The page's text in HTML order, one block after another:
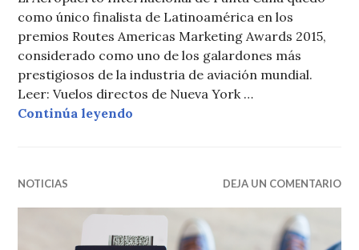
como único finalista de Latinoamérica en los
premios Routes Americas Marketing Awards 2015,
considerado como uno de los galardones más
prestigiosos de la industria de aviación mundial.
Leer: Vuelos directos de Nueva York …
Continúa leyendo
NOTICIAS DEJA UN COMENTARIO